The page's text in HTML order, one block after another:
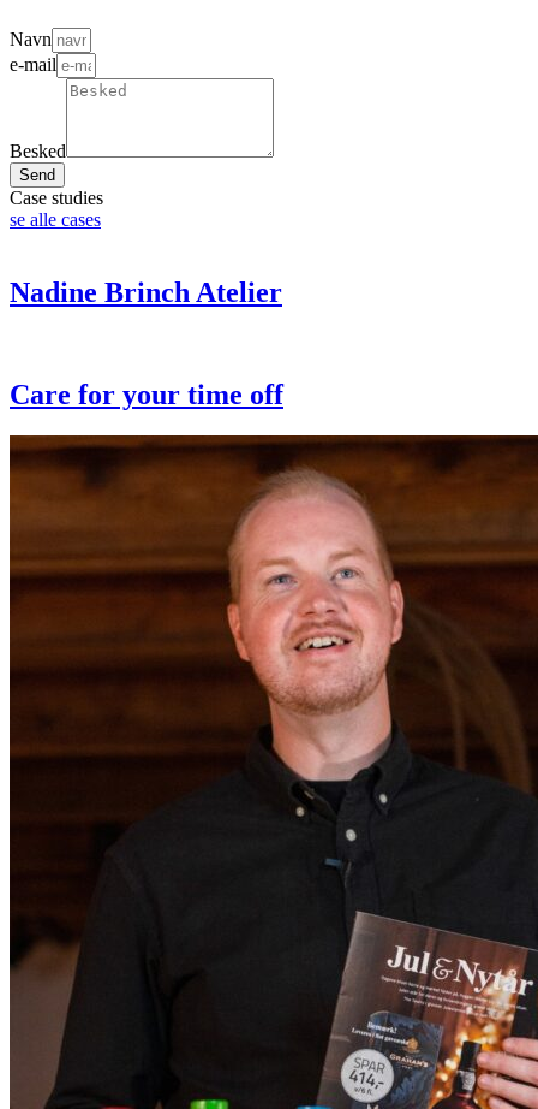
Navn
e-mail
Besked
Send
Case studies
se alle cases
Nadine Brinch Atelier
Care for your time off